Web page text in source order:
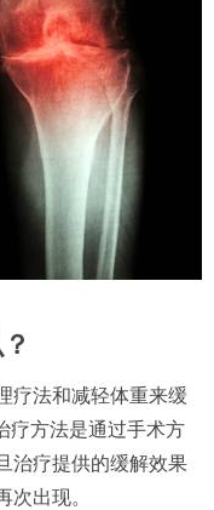
疗法和减轻体重来缓
疗方法是通过手术方
治疗提供的缓解效果
次出现。